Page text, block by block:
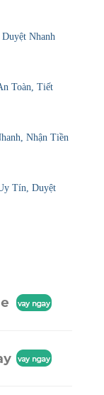
Nhanh
Toàn, Tiết
Nhận Tiền
Tín, Duyệt